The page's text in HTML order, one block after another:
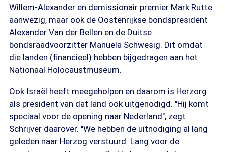
Willem-Alexander en demissionair premier Mark Rutte
aanwezig, maar ook de Oostenrijkse bondspresident
Alexander Van der Bellen en de Duitse
bondsraadvoorzitter Manuela Schwesig. Dit omdat
die landen (financieel) hebben bijgedragen aan het
Nationaal Holocaustmuseum.
Ook Israël heeft meegeholpen en daarom is Herzorg
als president van dat land ook uitgenodigd. "Hij komt
speciaal voor de opening naar Nederland", zegt
Schrijver daarover. "We hebben de uitnodiging al lang
geleden naar Herzog verstuurd. Lang voor de